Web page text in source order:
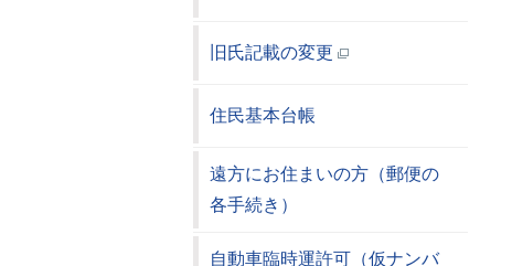
旧氏記載の変更
住民基本台帳
遠方にお住まいの方（郵便の
各手続き）
自動車臨時運許可（仮ナンバ